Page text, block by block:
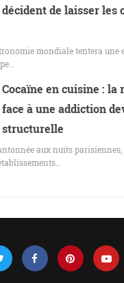
décident de laisser les
mondiale tentera une
Cocaïne en cuisine : la
face à une addiction
structurelle
aux nuits